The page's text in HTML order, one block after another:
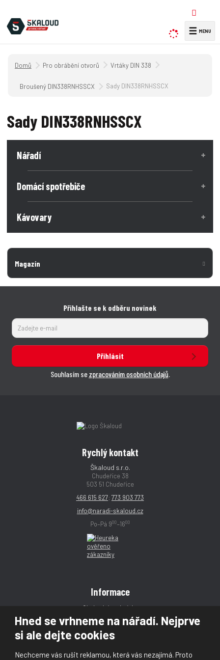
Hned se vrhneme na nářadí. Nejprve
si ale dejte cookies
Nechceme vás rušit reklamou, která vás nezajímá. Proto
y
☰
Úvodní strana
Pro obrábění otvorů Vrtáky DIN 338
Broušený DIN338RNHSSCX Sady DIN338RNHSSCX
Sady DIN338RNHSSCX
Nářadí
Domácí spotřebiče
Kávovary
Magazín
Přihlašte se k odběru novinek
Přihlásit
Souhlasím se zpracováním osobních údajů.
Rychlý kontakt
Škaloud s.r.o.
Chudeřice 38
503 51 Chudeřice
466 615 627; 773 903 773
info@naradi-skaloud.cz
Po–Pá 900–1600
Informace
Obchodní podmínky
Reklamace
Magazín